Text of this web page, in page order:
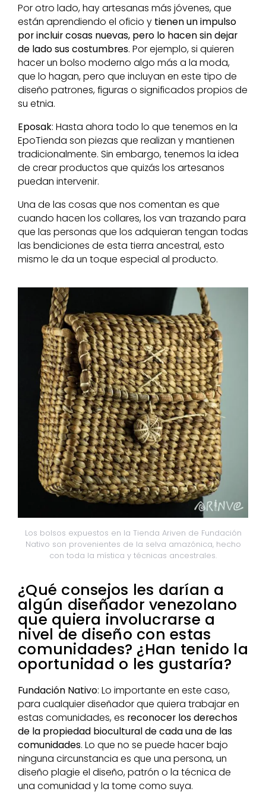
Por otro lado, hay artesanas más jóvenes, que
están aprendiendo el oficio y tienen un impulso
por incluir cosas nuevas, pero lo hacen sin dejar
de lado sus costumbres. Por ejemplo, si quieren
hacer un bolso moderno algo más a la moda,
que lo hagan, pero que incluyan en este tipo de
diseño patrones, figuras o significados propios de
su etnia.
Eposak: Hasta ahora todo lo que tenemos en la
EpoTienda son piezas que realizan y mantienen
tradicionalmente. Sin embargo, tenemos la idea
de crear productos que quizás los artesanos
puedan intervenir.
Una de las cosas que nos comentan es que
cuando hacen los collares, los van trazando para
que las personas que los adquieran tengan todas
las bendiciones de esta tierra ancestral, esto
mismo le da un toque especial al producto.
Los bolsos expuestos en la Tienda Ariven de Fundación
Nativo son provenientes de la selva amazónica, hecho
con toda la mística y técnicas ancestrales.
¿Qué consejos les darían a
algún diseñador venezolano
que quiera involucrarse a
nivel de diseño con estas
comunidades? ¿Han tenido la
oportunidad o les gustaría?
Fundación Nativo: Lo importante en este caso,
para cualquier diseñador que quiera trabajar en
estas comunidades, es reconocer los derechos
de la propiedad biocultural de cada una de las
comunidades. Lo que no se puede hacer bajo
ninguna circunstancia es que una persona, un
diseño plagie el diseño, patrón o la técnica de
una comunidad y la tome como suya.